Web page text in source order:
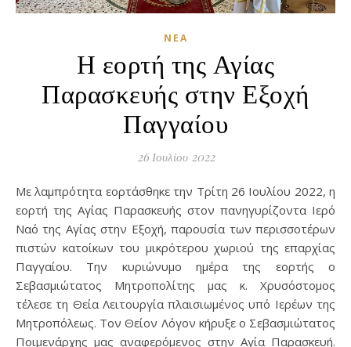
ΝΈΑ
Η εορτή της Αγίας
Παρασκευής στην Εξοχή
Παγγαίου
26 Ιουλίου 2022
Με λαμπρότητα εορτάσθηκε την Τρίτη 26 Ιουλίου 2022, η
εορτή της Αγίας Παρασκευής στον πανηγυρίζοντα Ιερό
Ναό της Αγίας στην Εξοχή, παρουσία των περισσοτέρων
πιστών κατοίκων του μικρότερου χωριού της επαρχίας
Παγγαίου. Την κυριώνυμο ημέρα της εορτής ο
Σεβασμιώτατος Μητροπολίτης μας κ. Χρυσόστομος
τέλεσε τη Θεία Λειτουργία πλαισιωμένος υπό Ιερέων της
Μητροπόλεως. Τον Θείον Λόγον κήρυξε ο Σεβασμιώτατος
Ποιμενάρχης μας αναφερόμενος στην Αγία Παρασκευή.